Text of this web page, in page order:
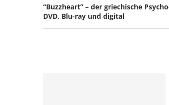
“Buzzheart” – der griechische
DVD, Blu-ray und digital